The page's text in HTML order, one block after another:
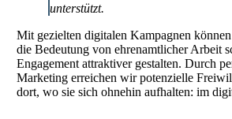
unterstützt.
Mit gezielten digitalen Kampagnen
die Bedeutung von ehrenamtlicher Arbeit
Engagement attraktiver gestalten. Durch
Marketing erreichen wir potenzielle
dort, wo sie sich ohnehin aufhalten: im